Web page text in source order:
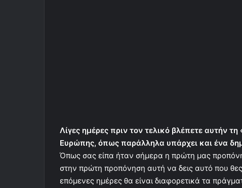
Λίγες ημέρες πριν τον τελικό βλέπετε αυτήν
Ευρώπης, όπως παράλληλα υπάρχει και ένα
Όπως σας είπα ήταν σήμερα η πρώτη μας
στην πρώτη προπόνηση αυτή να δεις αυτό που
επόμενες ημέρες θα είναι διαφορετικά τα